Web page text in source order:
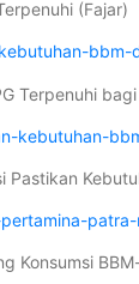
(Fajar)
bbm-
Terpenuhi
kebutuhan-
Konsumsi